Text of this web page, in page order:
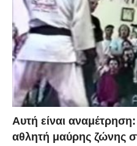
Αυτή είναι
αθλητή μαύρης ζώνης